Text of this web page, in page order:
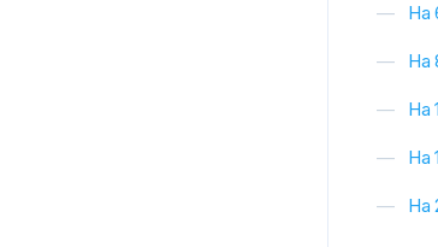
На
На
На
На
На